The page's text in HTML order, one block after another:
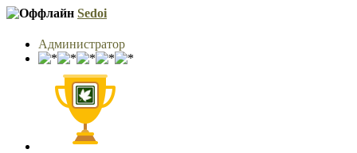
Sedoi
Администратор